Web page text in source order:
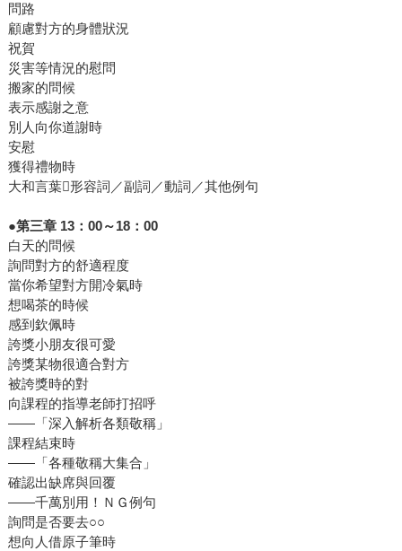
問路
顧慮對方的身體狀況
祝賀
災害等情況的慰問
搬家的問候
表示感謝之意
別人向你道謝時
安慰
獲得禮物時
大和言葉形容詞／副詞／動詞／其他例句
●第三章 13：00～18：00
白天的問候
詢問對方的舒適程度
當你希望對方開冷氣時
想喝茶的時候
感到欽佩時
誇獎小朋友很可愛
誇獎某物很適合對方
被誇獎時的對
向課程的指導老師打招呼
——「深入解析各類敬稱」
課程結束時
——「各種敬稱大集合」
確認出缺席與回覆
——千萬別用！ＮＧ例句
詢問是否要去○○
想向人借原子筆時